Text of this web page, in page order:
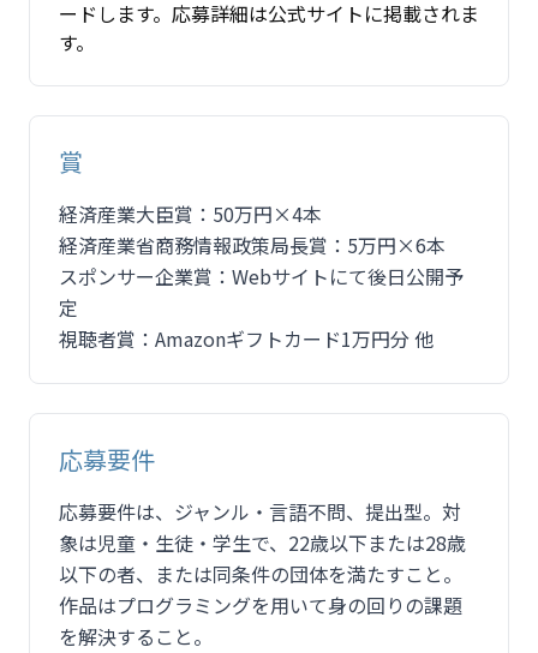
ードします。応募詳細は公式サイトに掲載されま
す。
賞
経済産業大臣賞：50万円×4本
経済産業省商務情報政策局長賞：5万円×6本
スポンサー企業賞：Webサイトにて後日公開予
定
視聴者賞：Amazonギフトカード1万円分 他
応募要件
応募要件は、ジャンル・言語不問、提出型。対
象は児童・生徒・学生で、22歳以下または28歳
以下の者、または同条件の団体を満たすこと。
作品はプログラミングを用いて身の回りの課題
を解決すること。